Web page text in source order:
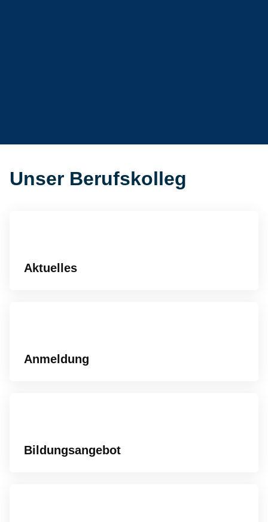
Unser Berufskolleg
Aktuelles
Anmeldung
Bildungsangebot